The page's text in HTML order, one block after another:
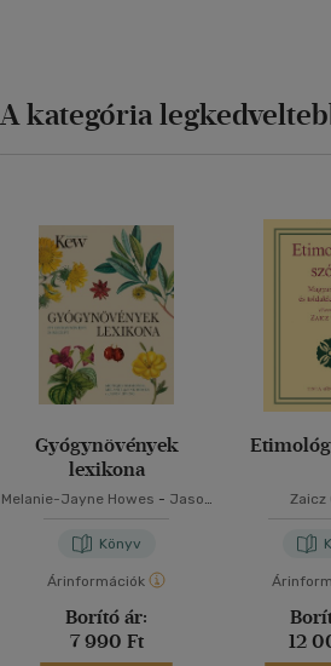
A kategória
Gyógynövények
lexikona
Melanie-Jayne Howes - Jason
Könyv
Árinformációk
Borító ár:
7 990 Ft
Zaicz
12